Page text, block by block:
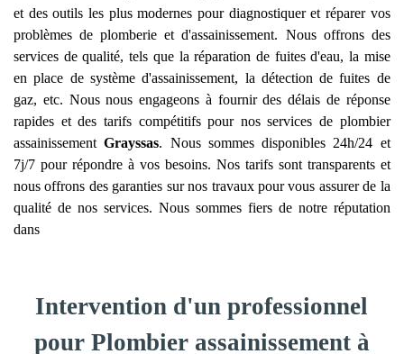
et des outils les plus modernes pour diagnostiquer et réparer vos
problèmes de plomberie et d'assainissement. Nous offrons des
services de qualité, tels que la réparation de fuites d'eau, la mise
en place de système d'assainissement, la détection de fuites de
gaz, etc. Nous nous engageons à fournir des délais de réponse
rapides et des tarifs compétitifs pour nos services de plombier
assainissementGrayssas. Nous sommes disponibles 24h/24 et
7j/7 pour répondre à vos besoins. Nos tarifs sont transparents et
nous offrons des garanties sur nos travaux pour vous assurer de la
qualité de nos services. Nous sommes fiers de notre réputation
dans
Intervention d'un professionnel
pour Plombier assainissement à